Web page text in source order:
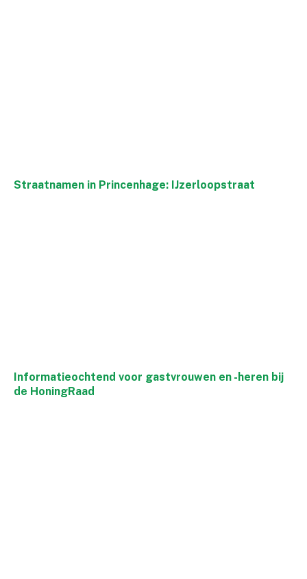
Straatnamen in Princenhage: IJzerloopstraat
Informatieochtend voor gastvrouwen en -heren bij
de HoningRaad